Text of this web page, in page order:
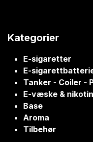
Kategorier
E-sigaretter
E-
Tanker - Coiler -
E-væske &
Base
Aroma
Tilbehør